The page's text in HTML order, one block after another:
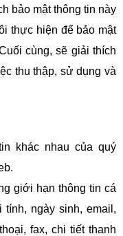
bảo mật thông tin này
thực hiện để bảo mật
cùng, sẽ giải thích
thu thập, sử dụng và
khác nhau của quý
giới hạn thông tin cá
tính, ngày sinh, email,
fax, chi tiết thanh